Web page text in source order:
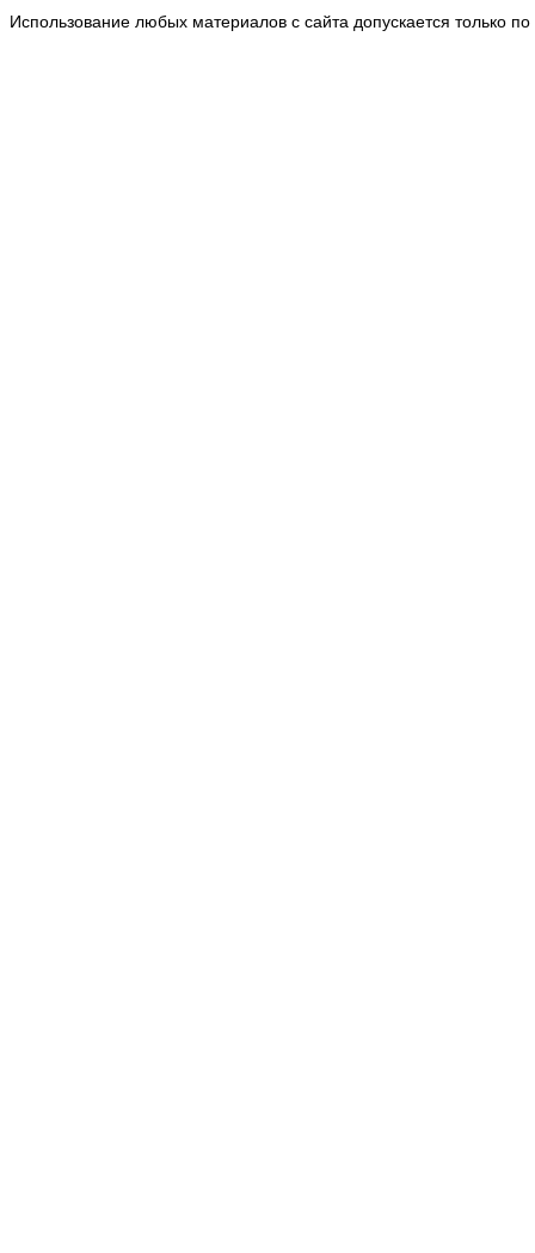
Использование любых материалов с сайта допускается только